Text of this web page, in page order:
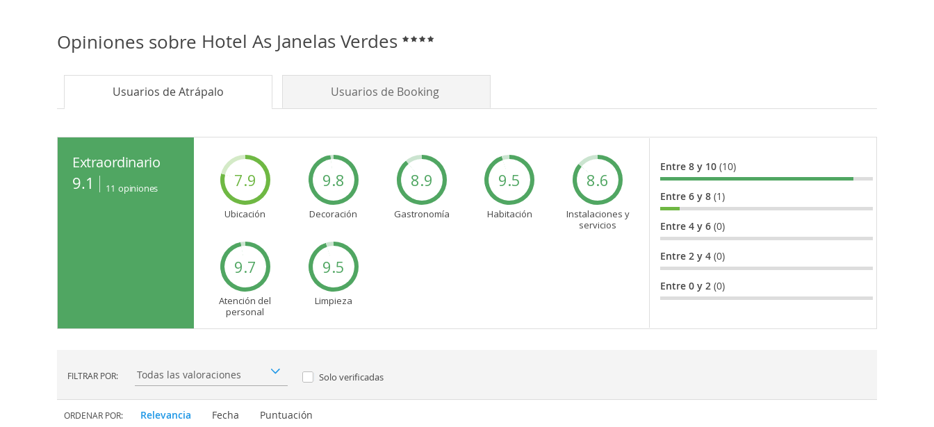
Opiniones sobre Hotel As Janelas Verdes
Usuarios deAtrápalo Usuarios de Booking
Extraordinario
9.1 11 opiniones 7.9
Ubicación
9.8
Decoración
8.9
Gastronomía
9.5
Habitación
8.6
Instalaciones y
servicios
9.7
Atención del
personal
9.5
Limpieza
Entre 8 y 10 (10)
Entre 6 y 8 (1)
Entre 4 y 6 (0)
Entre 2 y 4 (0)
Entre 0 y 2 (0)
FILTRAR POR: Filtrar por: Solo verificadas
ORDENAR POR: Relevancia Fecha Puntuación